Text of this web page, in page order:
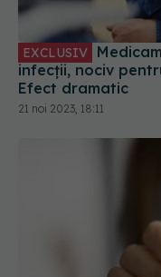
EXCLUSIV
infecții, nociv
Efect dramatic
21 noi 2023, 18:11